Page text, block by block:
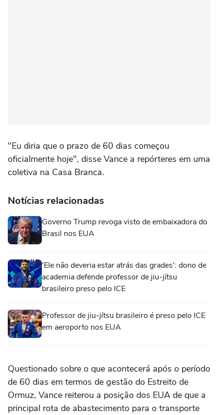
"Eu diria que o prazo ‌de 60 dias começou
‌oficialmente hoje", disse Vance ⁠a repórteres em uma
coletiva na Casa Branca.
Notícias relacionadas
Governo Trump revoga visto de embaixadora do
Brasil nos EUA
'Ele não deveria estar atrás das grades': dono de
academia defende professor de jiu-jítsu
brasileiro preso pelo ICE
Professor de jiu-jítsu brasileiro é preso pelo ICE
em aeroporto nos EUA
Questionado sobre o que acontecerá após o período
de 60 dias em termos de gestão ‌do Estreito de
Ormuz, Vance ‌reiterou a ⁠posição ⁠dos EUA de que a
principal rota de ⁠abastecimento ‌para o transporte